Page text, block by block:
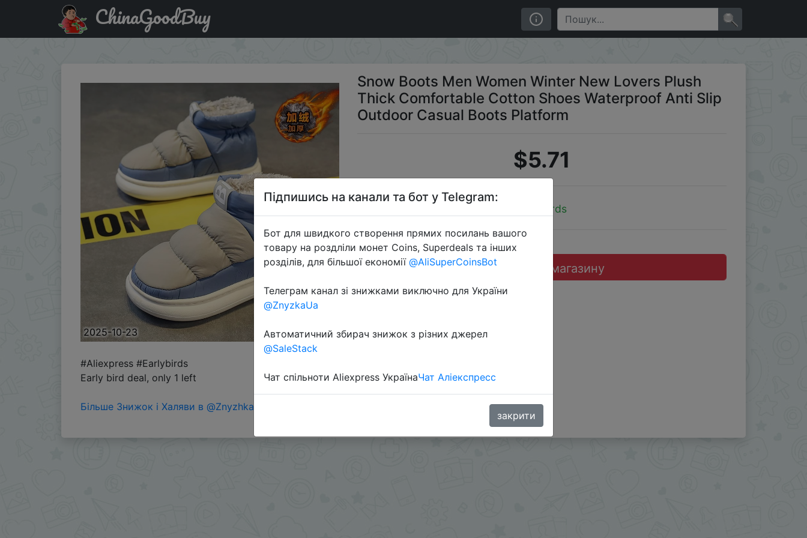
Придбати по акціи Snow Boots Men Women Winter New Lovers Plush Thick Comfortable Cotton Shoes Waterproof Anti Slip Outdoor Casual Boots Platform
ChinaGoodBuy
2025-10-23
Snow Boots Men Women Winter New Lovers Plush
Thick Comfortable Cotton Shoes Waterproof Anti Slip
Outdoor Casual Boots Platform
$5.71
Earlybirds
Перейти до магазину
#Aliexpress #Earlybirds
Early bird deal, only 1 left
Більше Знижок і Халяви в @ZnyzhkaUA
Підпишись на канали та бот у Telegram:
Бот для швидкого створення прямих посилань вашого
товару на роздліли монет Coins, Superdeals та інших
розділів, для більшої економії @AliSuperCoinsBot
Телеграм канал зі знижками виключно для України
@ZnyzkaUa
Автоматичний збирач знижок з різних джерел
@SaleStack
Чат спільноти Aliexpress УкраїнаЧат Аліекспресс
закрити